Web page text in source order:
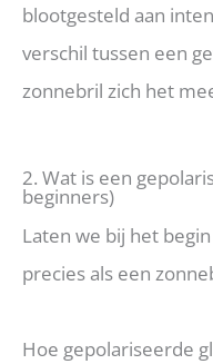
blootgesteld aan
verschil tussen een
zonnebril zich het
2. Wat is een
beginners)
Laten we bij het
precies als een
Hoe gepolariseerde